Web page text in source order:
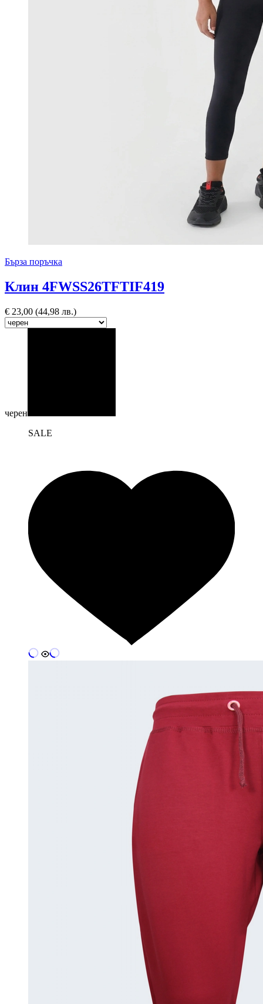
Бърза поръчка
Клин 4FWSS26TFTIF419
€ 23,00 (44,98 лв.)
черен
SALE